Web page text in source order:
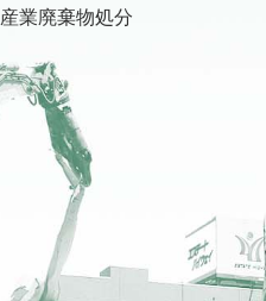
産業廃棄物処分